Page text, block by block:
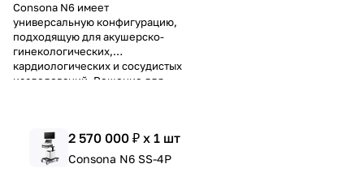
Consona N6 имеет
универсальную конфигурацию,
подходящую для акушерско-
гинекологических,
кардиологических и сосудистых
исследований. Решение для
2 570 000 ₽ x 1 шт
Consona N6 SS-4P